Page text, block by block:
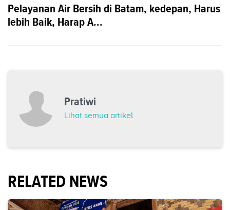
Pelayanan Air Bersih di Batam, kedepan, Harus
lebih Baik, Harap A...
Pratiwi
Lihat semua artikel
RELATED NEWS